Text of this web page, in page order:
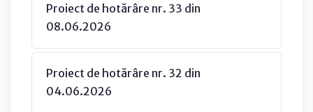
Proiect de hotărâre nr. 33 din
08.06.2026
Proiect de hotărâre nr. 32 din
04.06.2026